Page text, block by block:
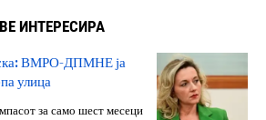
ИНТЕРЕСИРА
ВМРО-ДПМНЕ ја
улица
за само шест месеци